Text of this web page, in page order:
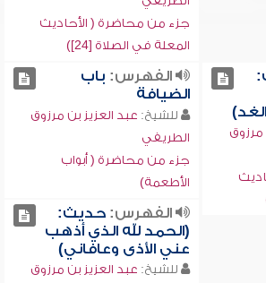
جزء من محاضرة ( الأحاديث
المعلة في الصلاة [24])
مرزوق
الفهرس: باب
الضيافة
للشيخ: عبد العزيز بن مرزوق
الطريفي
جزء من محاضرة ( أبواب
الأطعمة)
الفهرس:حديث:
(الحمد لله الذي أذهب
عني الأذى وعافاني)
للشيخ: عبد العزيز بن مرزوق